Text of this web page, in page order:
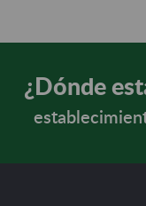
¿Dónde